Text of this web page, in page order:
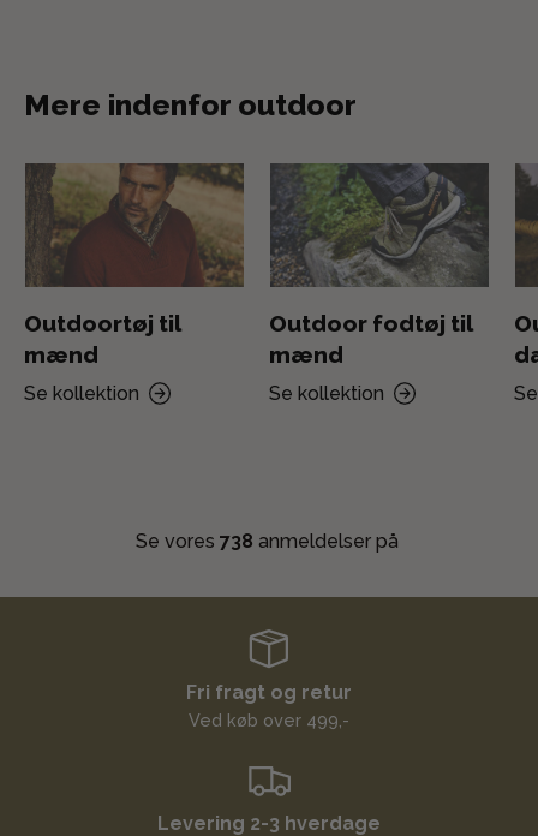
Mere indenfor outdoor
Outdoortøj til
mænd
Se kollektion
Outdoor fodtøj til
mænd
Se kollektion
Se vores 738 anmeldelser på
Fri fragt og retur
Ved køb over 499,-
Levering 2-3 hverdage